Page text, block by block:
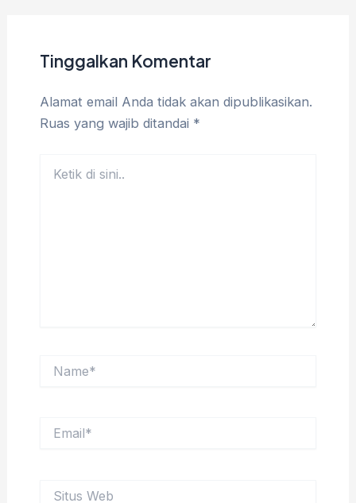
Tinggalkan Komentar
Alamat email Anda tidak akan dipublikasikan.
Ruas yang wajib ditandai *